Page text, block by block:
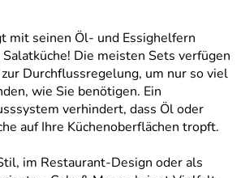
mit seinen Öl- und Essighelfern
Die meisten Sets verfügen
Durchflussregelung, um nur so viel
wie Sie benötigen. Ein
verhindert, dass Öl oder
auf Ihre Küchenoberflächen tropft.
im Restaurant-Design oder als